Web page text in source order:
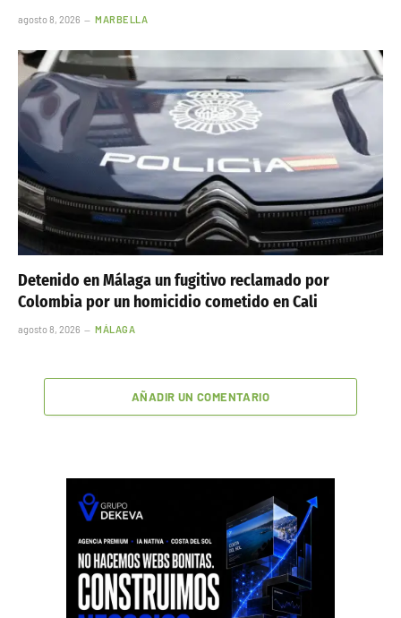
agosto 8, 2026 MARBELLA
Detenido en Málaga un fugitivo reclamado por
Colombia por un homicidio cometido en Cali
agosto 8, 2026 MÁLAGA
AÑADIR UN COMENTARIO